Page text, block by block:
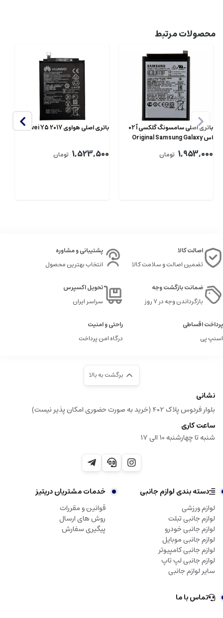
محصولات مرتبط
باتری اصلی سامسونگ گلکسی آ 02
اس Original Samsung Galaxy
A02s Battery HQ-50S
1,953,000 تومان
باتری اصلی هواوی Huawei Y5 2017
1,523,500 تومان
اصالت کالا
تضمین اصالت و سلامت کالا
پشتیبانی و مشاوره
انتخاب بهترین محصول
ضمانت بازگشت وجه
بازگرداندن وجه در ۷ روز
تحویل اکسپرس
سراسر ایران
پرداخت اقساطی
اسنپ پی
راحتی و امنیت
درگاه امن پرداخت
برگشت به بالا
نشانی
بلوار فردوس پلاک 402 (خرید به صورت حضوری امکان پذیر نیست)
ساعت کاری
شنبه تا چهارشنبه 10 الی 17
دسته بندی لوازم جانبی
لوازم ورزشی
لوازم جانبی تبلت
لوازم جانبی خودرو
لوازم جانبی موبایل
لوازم جانبی کامپیوتر
لوازم جانبی لپ تاپ
سایر لوازم جانبی
خدمات مشتریان دریتیز
قوانین و مقررات
روش های ارسال
پیگیری سفارش
تماس با ما